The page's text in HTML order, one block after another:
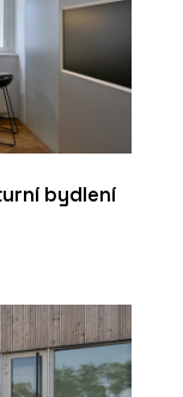
bydlení